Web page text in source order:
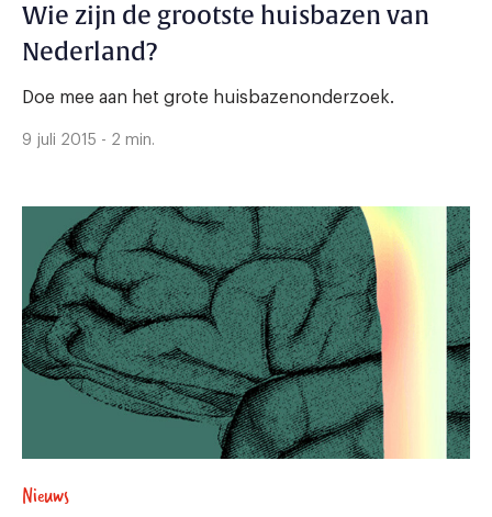
Wie zijn de grootste huisbazen van
Nederland?
Doe mee aan het grote huisbazenonderzoek.
9 juli 2015 - 2 min.
Nieuws